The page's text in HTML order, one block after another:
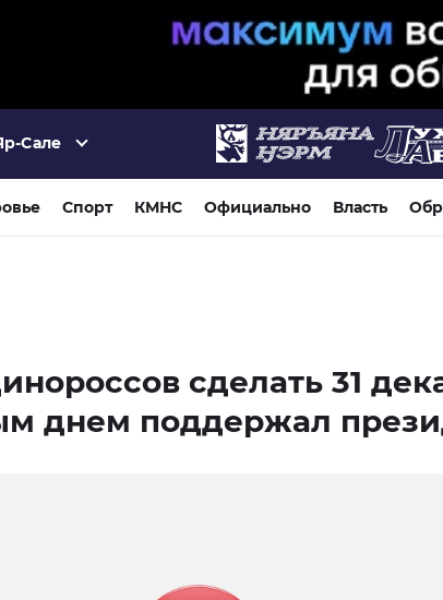
Сале
Спорт КМНС Официально Власть
сделать 31
днем поддержал